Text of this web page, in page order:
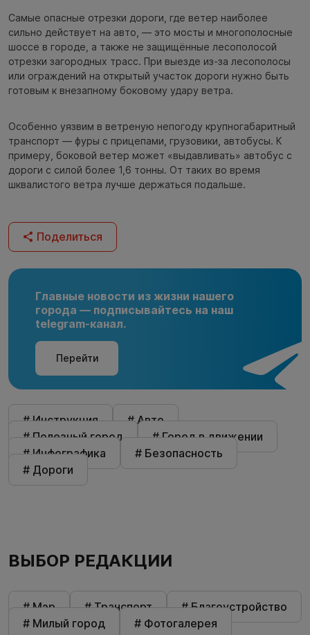
Самые опасные отрезки дороги, где ветер наиболее
сильно действует на авто, — это мосты и многополосные
шоссе в городе, а также не защищённые лесополосой
отрезки загородных трасс. При выезде из-за лесополосы
или ограждений на открытый участок дороги нужно быть
готовым к внезапному боковому удару ветра.
Особенно уязвим в ветреную непогоду крупногабаритный
транспорт — фуры с прицепами, грузовики, автобусы. К
примеру, боковой ветер может «выдавливать» автобус с
дороги с силой более 1,6 тонны. От таких во время
шквалистого ветра лучше держаться подальше.
Поделиться
Главные новости из жизни нашего
города — подписывайтесь на наш
telegram-канал.
Перейти
# Инструкция
# Авто
# Полезный город
# Город в движении
# Инфографика
# Безопасность
# Дороги
ВЫБОР РЕДАКЦИИ
# Мэр # Транспорт
# Благоустройство
# Милый город
# Фотогалерея